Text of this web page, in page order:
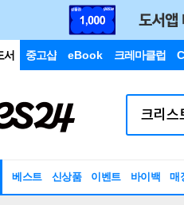
서 중고샵 eBook 크레마클럽
베스트 신상품 이벤트 바이백 매